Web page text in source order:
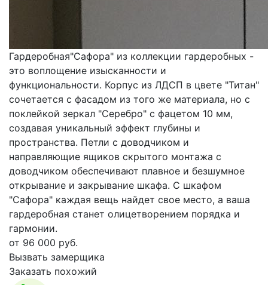
Гардеробная"Сафора" из коллекции гардеробных -
это воплощение изысканности и
функциональности. Корпус из ЛДСП в цвете "Титан"
сочетается с фасадом из того же материала, но с
поклейкой зеркал "Серебро" с фацетом 10 мм,
создавая уникальный эффект глубины и
пространства. Петли с доводчиком и
направляющие ящиков скрытого монтажа с
доводчиком обеспечивают плавное и безшумное
открывание и закрывание шкафа. С шкафом
"Сафора" каждая вещь найдет свое место, а ваша
гардеробная станет олицетворением порядка и
гармонии.
от 96 000 руб.
Вызвать замерщика
Заказать похожий